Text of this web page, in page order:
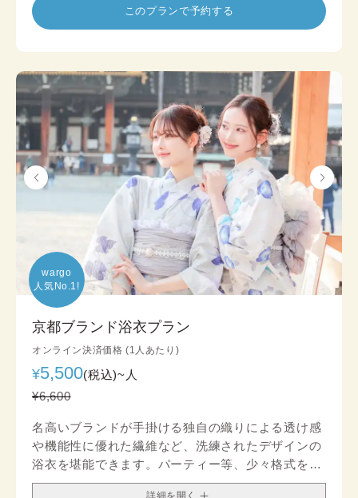
このプランで予約する
wargo
人気No.1!
京都ブランド浴衣プラン
オンライン決済価格 (1人あたり)
¥5,500(税込)~ 人
¥6,600
名高いブランドが手掛ける独自の織りによる透け感
や機能性に優れた繊維など、洗練されたデザインの
浴衣を堪能できます。パーティー等、少々格式を意
識したい場でも注目を浴びるコーディネートが完成